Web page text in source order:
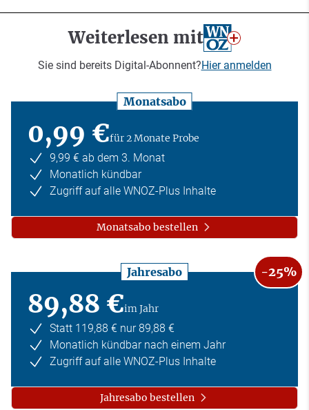
Weiterlesen mit
Sie sind bereits Digital-Abonnent?Hier anmelden
Monatsabo
0,99 €für 2 Monate Probe
9,99 € ab dem 3. Monat
Monatlich kündbar
Zugriff auf alle WNOZ-Plus Inhalte
Monatsabo bestellen
Jahresabo -25%
89,88 €im Jahr
Statt 119,88 € nur 89,88 €
Monatlich kündbar nach einem Jahr
Zugriff auf alle WNOZ-Plus Inhalte
Jahresabo bestellen